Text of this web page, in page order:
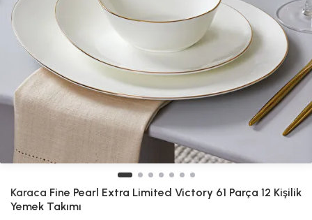
Karaca Fine Pearl Extra Limited Victory 61 Parça 12 Kişilik
Yemek Takımı